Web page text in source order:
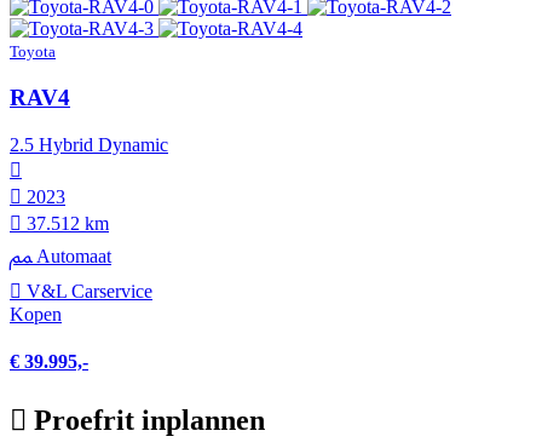
Toyota
RAV4
2.5 Hybrid Dynamic
2023
37.512 km
Automaat
V&L Carservice
Kopen
€ 39.995,-
Proefrit inplannen